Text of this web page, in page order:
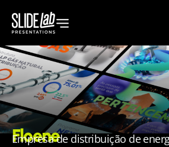
Floene
Empresa de distribuição de